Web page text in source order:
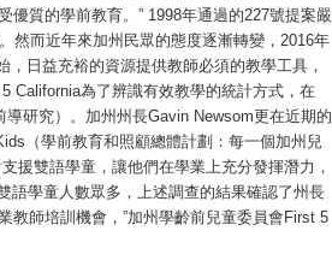
質的學前教育。” 1998年通過的227號提案嚴
然而近年來加州民眾的態度逐漸轉變，2016年
日益充裕的資源提供教師必須的教學工具，
California為了辨識有效教學的統計方式，在
研究）。加州州長Gavin Newsom更在近期的
（學前教育和照顧總體計劃：每一個加州兒
援雙語學童，讓他們在學業上充分發揮潛力，
語學童人數眾多，上述調查的結果確認了州長
教師培訓機會，”加州學齡前兒童委員會First 5